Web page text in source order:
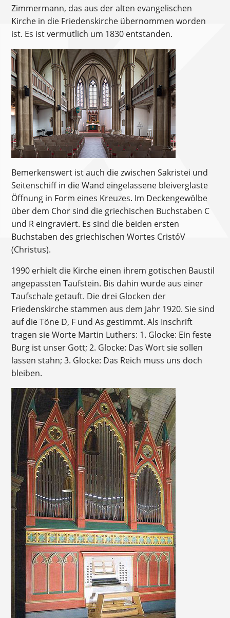
Zimmermann, das aus der alten evangelischen
Kirche in die Friedenskirche übernommen worden
ist. Es ist vermutlich um 1830 entstanden.
Bemerkenswert ist auch die zwischen Sakristei und
Seitenschiff in die Wand eingelassene bleiverglaste
Öffnung in Form eines Kreuzes. Im Deckengewölbe
über dem Chor sind die griechischen Buchstaben C
und R eingraviert. Es sind die beiden ersten
Buchstaben des griechischen Wortes CristóV
(Christus).
1990 erhielt die Kirche einen ihrem gotischen Baustil
angepassten Taufstein. Bis dahin wurde aus einer
Taufschale getauft. Die drei Glocken der
Friedenskirche stammen aus dem Jahr 1920. Sie sind
auf die Töne D, F und As gestimmt. Als Inschrift
tragen sie Worte Martin Luthers: 1. Glocke: Ein feste
Burg ist unser Gott; 2. Glocke: Das Wort sie sollen
lassen stahn; 3. Glocke: Das Reich muss uns doch
bleiben.